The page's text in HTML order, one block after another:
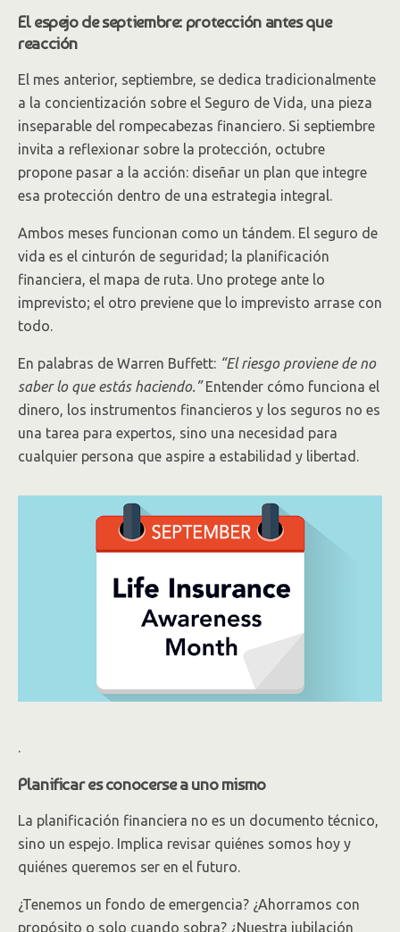
El espejo de septiembre: protección antes que
reacción
El mes anterior, septiembre, se dedica tradicionalmente
a la concientización sobre el Seguro de Vida, una pieza
inseparable del rompecabezas financiero. Si septiembre
invita a reflexionar sobre la protección, octubre
propone pasar a la acción: diseñar un plan que integre
esa protección dentro de una estrategia integral.
Ambos meses funcionan como un tándem. El seguro de
vida es el cinturón de seguridad; la planificación
financiera, el mapa de ruta. Uno protege ante lo
imprevisto; el otro previene que lo imprevisto arrase con
todo.
En palabras de Warren Buffett: “El riesgo proviene de no
saber lo que estás haciendo.”Entender cómo funciona el
dinero, los instrumentos financieros y los seguros no es
una tarea para expertos, sino una necesidad para
cualquier persona que aspire a estabilidad y libertad.
.
Planificar es conocerse a uno mismo
La planificación financiera no es un documento técnico,
sino un espejo. Implica revisar quiénes somos hoy y
quiénes queremos ser en el futuro.
¿Tenemos un fondo de emergencia? ¿Ahorramos con
propósito o solo cuando sobra? ¿Nuestra jubilación